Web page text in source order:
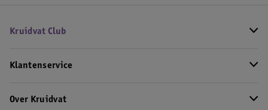
Kruidvat Club
Klantenservice
Over Kruidvat